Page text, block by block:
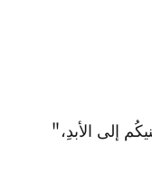
إلى الأبدِ،"